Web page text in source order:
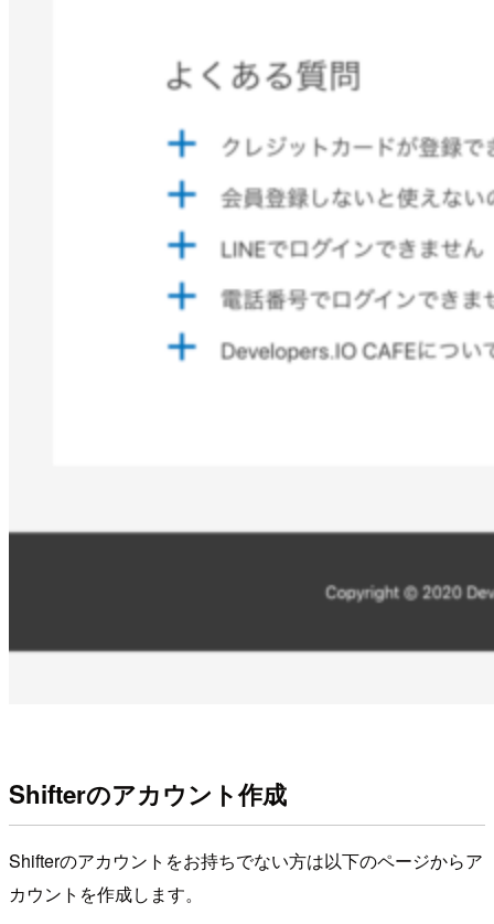
Shifterのアカウント作成
Shifterのアカウントをお持ちでない方は以下のページからア
カウントを作成します。